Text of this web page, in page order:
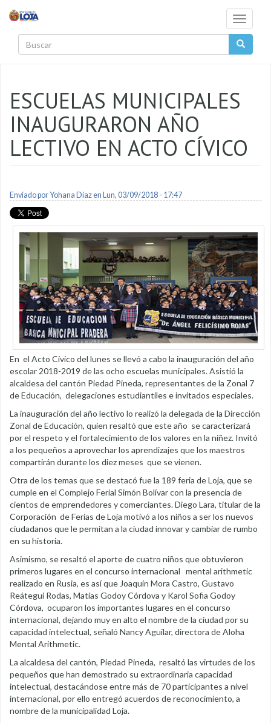
Toggle
ESCUELAS MUNICIPALES
INAUGURARON AÑO
LECTIVO EN ACTO CÍVICO
Enviado porYohana Diazen Lun, 03/09/2018 - 17:47
En el Acto Cívico del lunes se llevó a cabo la inauguración del año
escolar 2018-2019 de las ocho escuelas municipales. Asistió la
alcaldesa del cantón Piedad Pineda, representantes de la Zonal 7
de Educación, delegaciones estudiantiles e invitados especiales.
La inauguración del año lectivo lo realizó la delegada de la Dirección
Zonal de Educación, quien resaltó que este año se caracterizará
por el respeto y el fortalecimiento de los valores en la niñez. Invitó
a los pequeños a aprovechar los aprendizajes que los maestros
compartirán durante los diez meses que se vienen.
Otra de los temas que se destacó fue la 189 feria de Loja, que se
cumple en el Complejo Ferial Simón Bolívar con la presencia de
cientos de emprendedores y comerciantes. Diego Lara, titular de la
Corporación de Ferias de Loja motivó a los niños a ser los nuevos
ciudadanos que le permitan a la ciudad innovar y cambiar de rumbo
en su historia.
Asimismo, se resaltó el aporte de cuatro niños que obtuvieron
primeros lugares en el concurso internacional mental arithmetic
realizado en Rusia, es así que Joaquín Mora Castro, Gustavo
Reátegui Rodas, Matías Godoy Córdova y Karol Sofia Godoy
Córdova, ocuparon los importantes lugares en el concurso
internacional, dejando muy en alto el nombre de la ciudad por su
capacidad intelectual, señaló Nancy Aguilar, directora de Aloha
Mental Arithmetic.
La alcaldesa del cantón, Piedad Pineda, resaltó las virtudes de los
pequeños que han demostrado su extraordinaria capacidad
intelectual, destacándose entre más de 70 participantes a nivel
internacional, por ello entregó acuerdos de reconocimiento, a
nombre de la municipalidad Loja.